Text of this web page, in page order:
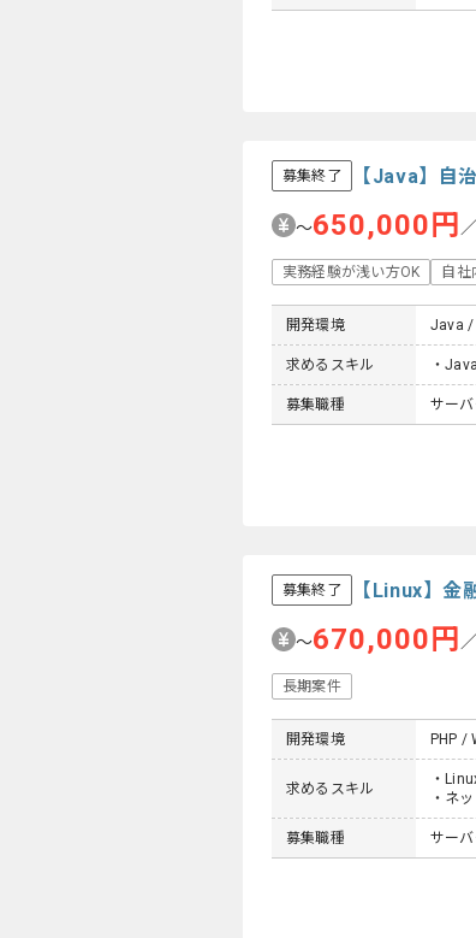
募集終了 【Java】自
〜650,000円
実務経験が浅い方OK 自
開発環境 Java /
求めるスキル ・
募集職種 サー
募集終了 【Linux】
〜670,000円
長期案件
開発環境 PHP /
求めるスキル
・
・ネ
募集職種 サー